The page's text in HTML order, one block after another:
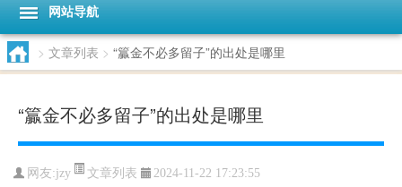
网站导航
> 文章列表 > “籯金不必多留子”的出处是哪里
“籯金不必多留子”的出处是哪里
网友:jzy 文章列表 2024-11-22 17:23:55